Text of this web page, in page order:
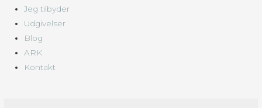
Jeg tilbyder
Udgivelser
Blog
ARK
Kontakt